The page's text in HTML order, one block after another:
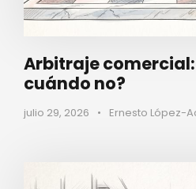
Arbitraje
cuándo no?
julio 29, 2026 • Ernesto López-